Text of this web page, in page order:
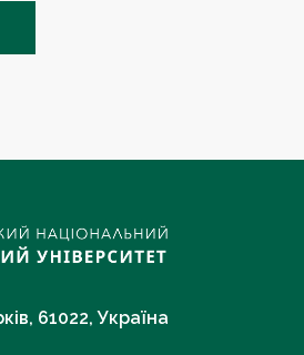
61022, Україна